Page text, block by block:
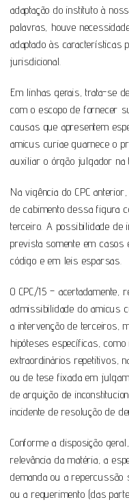
adaptação do instituto à
palavras, houve
adaptado às
jurisdicional.
Em linhas gerais, trata-se
com o escopo de fornecer
causas que apresentem
amicus curiae guarnece o
auxiliar o órgão julgador na
Na vigência do CPC
de cabimento dessa figura
terceiro. A possibilidade de
prevista somente em
código e em leis esparsas.
O CPC/15 –
admissibilidade do amicus
a intervenção de terceiros,
hipóteses específicas,
extraordinários repetitivos,
ou de tese fixada em
de arguição de
incidente de resolução de
Conforme a disposição
relevância da matéria, a
demanda ou a repercussão
ou a requerimento (das